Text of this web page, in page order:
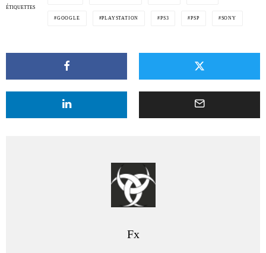
ÉTIQUETTES
GOOGLE PLAYSTATION PS3 PSP SONY
Fx